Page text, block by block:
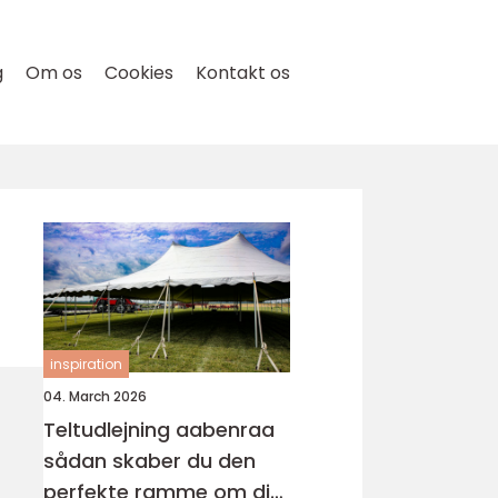
Om os Cookies Kontakt os
inspiration
04. March 2026
Teltudlejning aabenraa
sådan skaber du den
perfekte ramme om din